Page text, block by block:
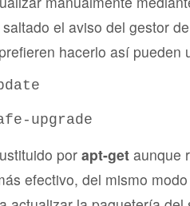
el aviso del gestor
hacerlo así pueden
upgrade
porapt-get aunque
efectivo, del mismo